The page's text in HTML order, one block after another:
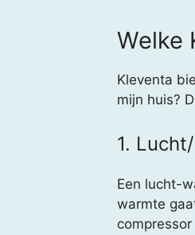
Welke
Kleventa
mijn huis?
1.
Een lucht-
warmte